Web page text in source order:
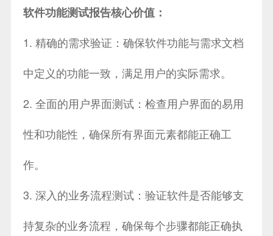
软件功能测试报告核心价值：
1. 精确的需求验证：确保软件功能与需求文档
中定义的功能一致，满足用户的实际需求。
2. 全面的用户界面测试：检查用户界面的易用
性和功能性，确保所有界面元素都能正确工
作。
3. 深入的业务流程测试：验证软件是否能够支
持复杂的业务流程，确保每个步骤都能正确执